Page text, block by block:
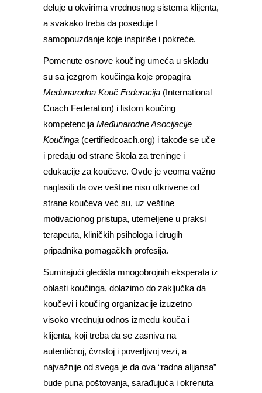
deluje u okvirima vrednosnog sistema klijenta,
a svakako treba da poseduje I
samopouzdanje koje inspiriše i pokreće.
Pomenute osnove koučing umeća u skladu
su sa jezgrom koučinga koje propagira
Međunarodna Kouč Federacija (International
Coach Federation) i listom koučing
kompetencija Međunarodne Asocijacije
Koučinga (certifiedcoach.org) i takođe se uče
i predaju od strane škola za treninge i
edukacije za koučeve. Ovde je veoma važno
naglasiti da ove veštine nisu otkrivene od
strane koučeva već su, uz veštine
motivacionog pristupa, utemeljene u praksi
terapeuta, kliničkih psihologa i drugih
pripadnika pomagačkih profesija.
Sumirajući gledišta mnogobrojnih eksperata iz
oblasti koučinga, dolazimo do zaključka da
koučevi i koučing organizacije izuzetno
visoko vrednuju odnos između kouča i
klijenta, koji treba da se zasniva na
autentičnoj, čvrstoj i poverljivoj vezi, a
najvažnije od svega je da ova “radna alijansa”
bude puna poštovanja, sarađujuća i okrenuta